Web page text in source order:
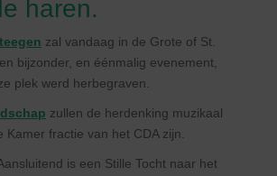
haren.
zal vandaag in de Grote of St.
bijzonder, en éénmalig evenement,
plek werd herbegraven.
zullen de herdenking muzikaal
fractie van het CDA zijn.
is een Stille Tocht naar het